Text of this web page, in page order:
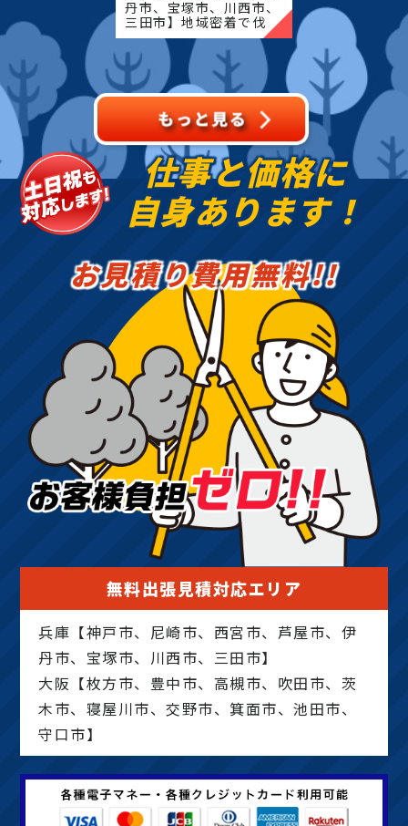
丹市、宝塚市、川西市、
三田市】地域密着で伐
採・抜根・剪定・草刈り
などのお庭のこと、造
園・植木屋をお探しなら
当社にご相談ください！
当社で
仕事と価格に
自身あります！
お見積り費用無料!!
無料出張見積対応エリア
兵庫【神戸市、尼崎市、西宮市、芦屋市、伊
丹市、宝塚市、川西市、三田市】
大阪【枚方市、豊中市、高槻市、吹田市、茨
木市、寝屋川市、交野市、箕面市、池田市、
守口市】